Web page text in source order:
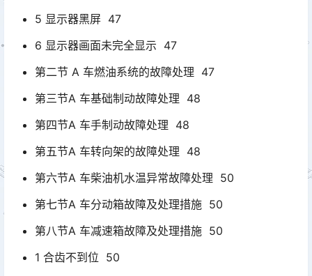
5 显示器黑屏 47
6 显示器画面未完全显示 47
第二节 A 车燃油系统的故障处理 47
第三节A 车基础制动故障处理 48
第四节A 车手制动故障处理 48
第五节A 车转向架的故障处理 48
第六节A 车柴油机水温异常故障处理 50
第七节A 车分动箱故障及处理措施 50
第八节A 车减速箱故障及处理措施 50
1 合齿不到位 50